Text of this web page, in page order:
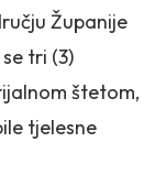
Županije
tri (3)
štetom,
tjelesne